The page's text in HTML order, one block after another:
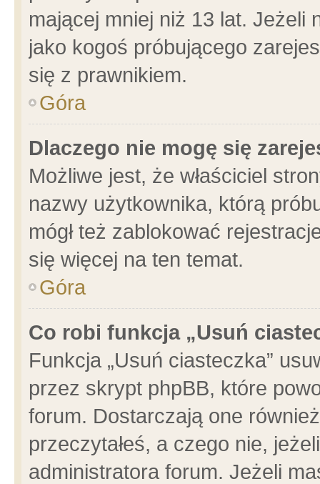
mającej mniej niż 13 lat. Jeżeli
jako kogoś próbującego
się z prawnikiem.
Góra
Dlaczego nie mogę się
Możliwe jest, że właściciel
nazwy użytkownika, którą
mógł też zablokować
się więcej na ten temat.
Góra
Co robi funkcja „Usuń
Funkcja „Usuń ciasteczka”
przez skrypt phpBB, które
forum. Dostarczają one
przeczytałeś, a czego nie,
administratora forum. Jeżeli